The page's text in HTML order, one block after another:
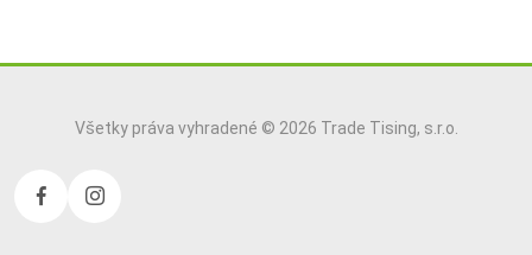
Všetky práva vyhradené © 2026 Trade Tising, s.r.o.